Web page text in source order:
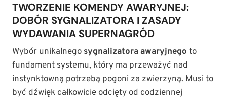
TWORZENIE KOMENDY AWARYJNEJ:
DOBÓR SYGNALIZATORA I ZASADY
WYDAWANIA SUPERNAGRÓD
Wybór unikalnego sygnalizatora awaryjnego to
fundament systemu, który ma przeważyć nad
instynktowną potrzebą pogoni za zwierzyną. Musi to
być dźwięk całkowicie odcięty od codziennej